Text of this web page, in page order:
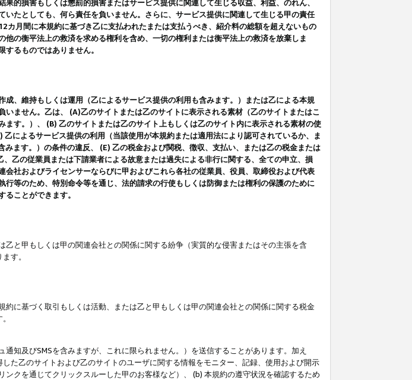
的損害もしくは懲罰的損害またはサービス提供に関連して生じる収益、利益、のれん、
たとしても、何ら責任を負いません。さらに、サービス提供に関連して生じる甲の責任
月間に本規約に基づき乙に支払われたまたは支払うべき、紹介料の総額を超えないもの
の衡平法上の救済を求める権利を含め、一切の権利または衡平法上の救済を放棄しま
るものではありません。
、維持もしくは運用（乙によるサービス提供の利用も含みます。）または乙による本規
ません。乙は、 (A)乙のサイトまたは乙のサイトに表示される素材（乙のサイトまたはこ
す。）、 (B) 乙のサイトまたは乙のサイト上もしくは乙のサイト内に表示される素材の使
によるサービス提供の利用（当該使用が本規約または適用法により認可されているか、ま
ます。）の条件の違反、 (E) 乙の税金および関税、徴収、支払い、または乙の税金または
乙の従業員または下請業者による故意または過失による非行に関する、全ての申立、損
社およびライセンサーならびに甲およびこれら各社の従業員、役員、取締役および代表
等のため、特別命令等を通じ、法的請求の行使もしくは防御または権利の保護のために
ことができます。
と甲もしくは甲の関連会社との関係に関する紛争（実質的な侵害またはその主張を含
す。
に基づく取引もしくは活動、または乙と甲もしくは甲の関連会社との関係に関する税金
知及びSMSを含みますが、これに限られません。）を送信することがあります。加え
た乙のサイトおよび乙のサイトのユーザに関する情報をモニター、記録、使用および開示
クを通じてクリックスルーした甲のお客様など）、 (b) 本規約の遵守状況を確認するため